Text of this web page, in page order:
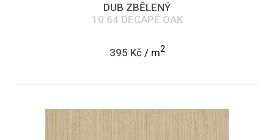
DUB ZBĚLENÝ
10.64 DECAPÉ OAK
395 Kč/ m2